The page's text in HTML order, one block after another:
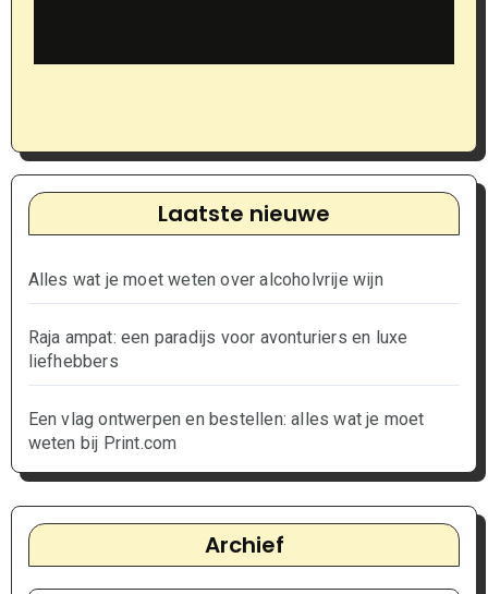
Laatste nieuwe
Alles wat je moet weten over alcoholvrije wijn
Raja ampat: een paradijs voor avonturiers en luxe
liefhebbers
Een vlag ontwerpen en bestellen: alles wat je moet
weten bij Print.com
Archief